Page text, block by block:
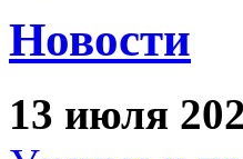
Новости
13 июля